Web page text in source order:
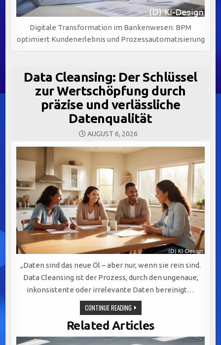
Digitale Transformation im Bankenwesen: BPM
optimiert Kundenerlebnis und Prozessautomatisierung
Data Cleansing: Der Schlüssel
zur Wertschöpfung durch
präzise und verlässliche
Datenqualität
AUGUST 6, 2026
„Daten sind das neue Öl – aber nur, wenn sie rein sind.
Data Cleansing ist der Prozess, durch den ungenaue,
inkonsistente oder irrelevante Daten bereinigt…
CONTINUE READINGDATA
CLEANSING:
DER
SCHLÜSSEL
ZUR
WERTSCHÖPFUNG
Related Articles